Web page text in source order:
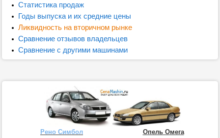
Статистика продаж
Годы выпуска и их средние цены
Ликвидность на вторичном рынке
Сравнение отзывов владельцев
Сравнение с другими машинами
Рено Симбол Опель Омега